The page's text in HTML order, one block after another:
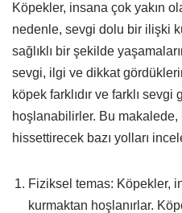
Köpekler, insana çok yakın
nedenle, sevgi dolu bir ilişki
sağlıklı bir şekilde
sevgi, ilgi ve dikkat
köpek farklıdır ve farklı
hoşlanabilirler. Bu
hissettirecek bazı yolları
Fiziksel temas: Köpekler,
kurmaktan hoşlanırlar.